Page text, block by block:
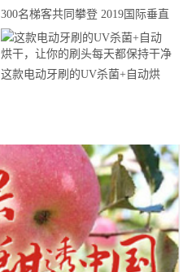
300名梯客共同攀登 2019国际垂直
马拉松超级精英赛顺德海骏达中心
站欢乐开跑
这款电动牙刷的UV杀菌+自动烘